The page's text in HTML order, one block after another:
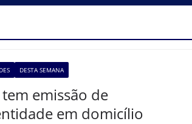
DESTA SEMANA
tem emissão de
em domicílio